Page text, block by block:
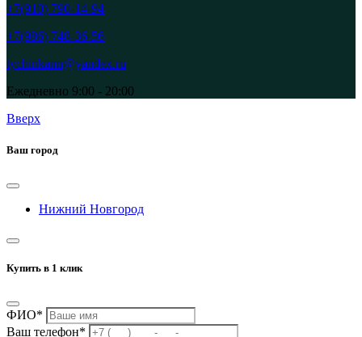
+7(910) 790-14-94
+7(986) 748-36-56
tychinkann@yandex.ru
Ежедневно 9:00 - 20:00
Вверх
Ваш город
Нижний Новгород
Купить в 1 клик
ФИО*
Ваш телефон*